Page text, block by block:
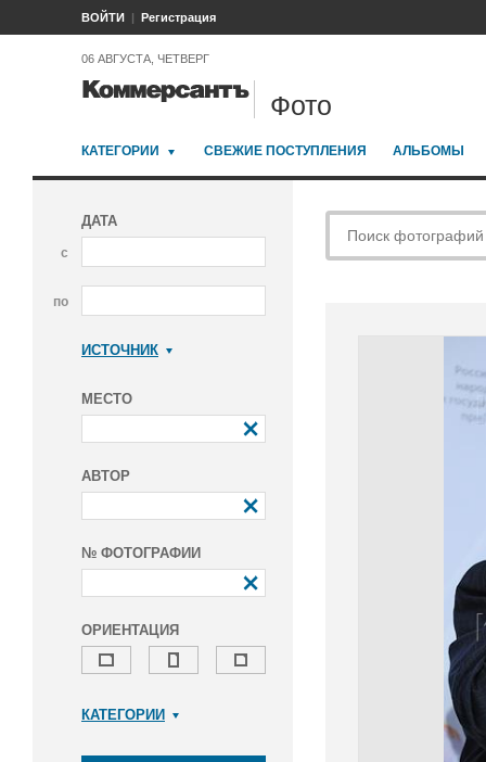
ВОЙТИ Регистрация
06 АВГУСТА, ЧЕТВЕРГ
Фото
КАТЕГОРИИ СВЕЖИЕ ПОСТУПЛЕНИЯ АЛЬБОМЫ
ДАТА
с
по
ИСТОЧНИК
МЕСТО
АВТОР
№ ФОТОГРАФИИ
ОРИЕНТАЦИЯ
КАТЕГОРИИ